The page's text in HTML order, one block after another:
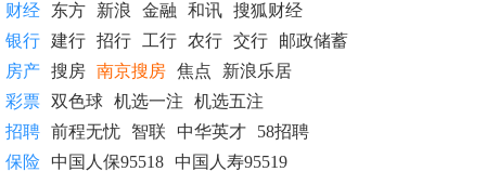
财经
东方 新浪 金融 和讯 搜狐财经
银行 建行 招行 工行 农行 交行
邮政储蓄
房产 搜房 南京搜房 焦点
新浪乐居
彩票 双色球 机选一注
机选五注
招聘 前程无忧 智联 中华英才
58招聘
保险
中国人保95518 中国人寿95519